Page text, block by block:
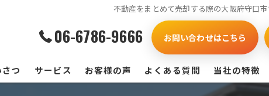
不動産をまとめて売却する際の大阪府守口
06-6786-9666 お問い合わせはこちら
つ サービス お客様の声 よくある質問 当社の特徴